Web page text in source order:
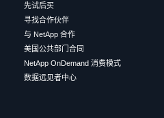
先试后买
寻找合作伙伴
与 NetApp 合作
美国公共部门合同
NetApp OnDemand 消费模式
数据远见者中心